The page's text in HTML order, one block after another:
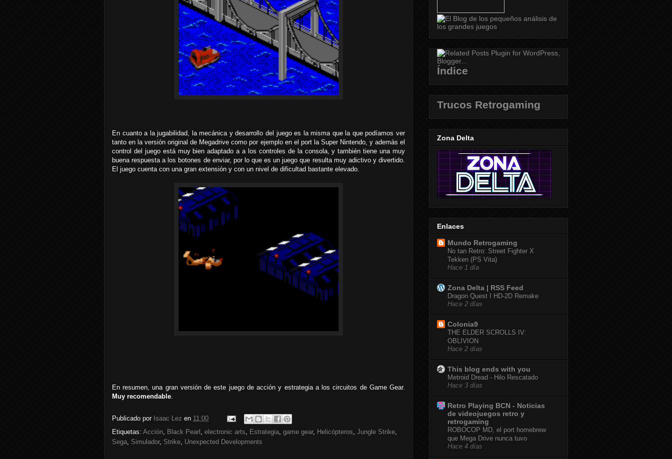
En cuanto a la jugabilidad, la mecánica y desarrollo del juego es la misma que la que podíamos ver
tanto en la versión original de Megadrive como por ejemplo en el port la Super Nintendo, y además el
control del juego está muy bien adaptado a a los controles de la consola, y también tiene una muy
buena respuesta a los botones de enviar, por lo que es un juego que resulta muy adictivo y divertido.
El juego cuenta con una gran extensión y con un nivel de dificultad bastante elevado.
En resumen, una gran versión de este juego de acción y estrategia a los circuitos de Game Gear.
Muy recomendable.
Publicado por Isaac Lez en 11:00
Etiquetas: Acción, Black Pearl , electronic arts, Estrategia, game gear, Helicópteros, Jungle Strike,
Sega, Simulador, Strike, Unexpected Developments
Índice
Trucos Retrogaming
Zona Delta
Enlaces
Mundo Retrogaming
No tan Retro: Street Fighter X
Tekken (PS Vita)
Hace 1 día
Zona Delta | RSS Feed
Dragon Quest I HD-2D Remake
Hace 2 días
Colonia9
THE ELDER SCROLLS IV:
OBLIVION
Hace 2 días
This blog ends with you
Metroid Dread - Hilo Rescatado
Hace 3 días
Retro Playing BCN - Noticias
de videojuegos retro y
retrogaming
ROBOCOP MD, el port homebrew
que Mega Drive nunca tuvo
Hace 4 días